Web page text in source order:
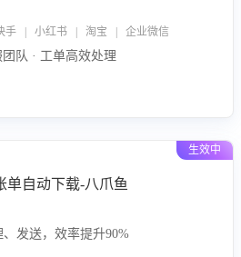
| 小红书 | 淘宝 | 企业微信
队 · 工单高效处理
生效中
单自动下载-八爪鱼
发送，效率提升90%